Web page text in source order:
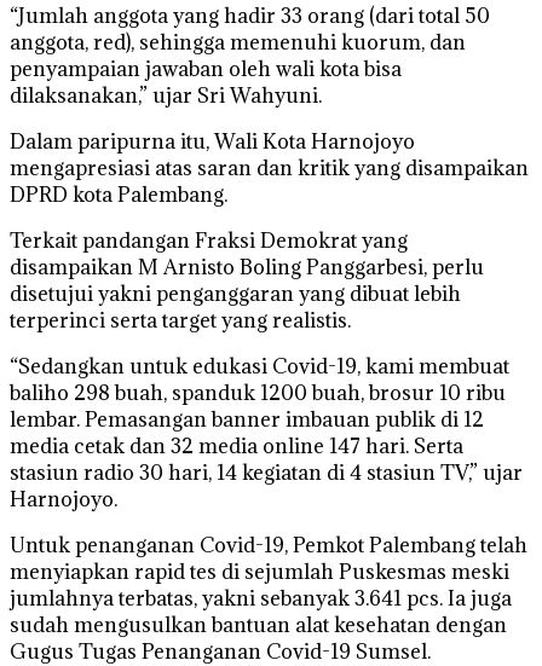
“Jumlah anggota yang hadir 33 orang (dari total 50
anggota, red), sehingga memenuhi kuorum, dan
penyampaian jawaban oleh wali kota bisa
dilaksanakan,” ujar Sri Wahyuni.
Dalam paripurna itu, Wali Kota Harnojoyo
mengapresiasi atas saran dan kritik yang disampaikan
DPRD kota Palembang.
Terkait pandangan Fraksi Demokrat yang
disampaikan M Arnisto Boling Panggarbesi, perlu
disetujui yakni penganggaran yang dibuat lebih
terperinci serta target yang realistis.
“Sedangkan untuk edukasi Covid-19, kami membuat
baliho 298 buah, spanduk 1200 buah, brosur 10 ribu
lembar. Pemasangan banner imbauan publik di 12
media cetak dan 32 media online 147 hari. Serta
stasiun radio 30 hari, 14 kegiatan di 4 stasiun TV,” ujar
Harnojoyo.
Untuk penanganan Covid-19, Pemkot Palembang telah
menyiapkan rapid tes di sejumlah Puskesmas meski
jumlahnya terbatas, yakni sebanyak 3.641 pcs. Ia juga
sudah mengusulkan bantuan alat kesehatan dengan
Gugus Tugas Penanganan Covid-19 Sumsel.